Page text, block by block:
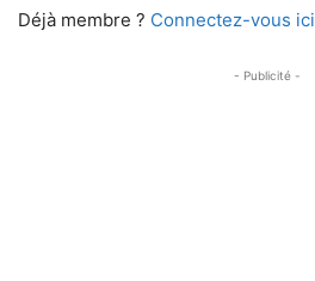
Déjà membre ? Connectez-vous ici
- Publicité -